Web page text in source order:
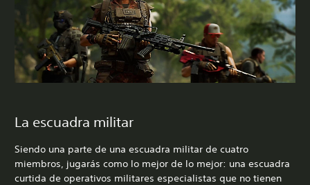
La escuadra militar
Siendo una parte de una escuadra militar de cuatro
miembros, jugarás como lo mejor de lo mejor: una escuadra
curtida de operativos militares especialistas que no tienen